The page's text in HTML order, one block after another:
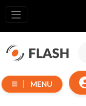
MENU
Alle
Produkte
Verschieben
Geräten